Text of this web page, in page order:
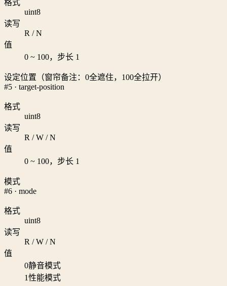
格式
uint8
读写
R / N
值
0 ~ 100，步长 1
设定位置（窗帘备注：0全遮住，100全拉开）
#5 · target-position
格式
uint8
读写
R / W / N
值
0 ~ 100，步长 1
模式
#6 · mode
格式
uint8
读写
R / W / N
值
0静音模式
1性能模式